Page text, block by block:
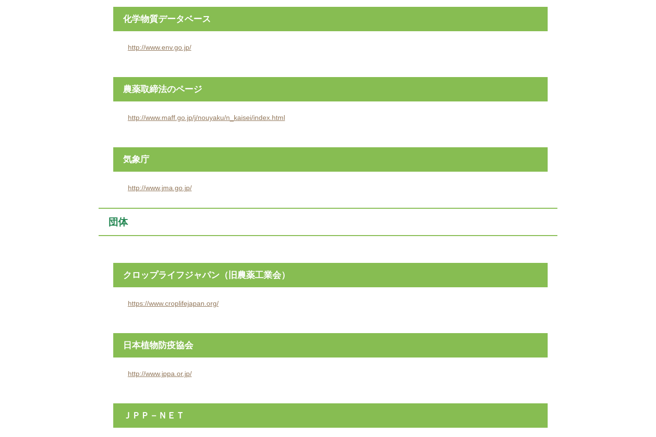
化学物質データベース
http://www.env.go.jp/
農薬取締法のページ
http://www.maff.go.jp/j/nouyaku/n_kaisei/index.html
気象庁
http://www.jma.go.jp/
団体
クロップライフジャパン（旧農薬工業会）
https://www.croplifejapan.org/
日本植物防疫協会
http://www.jppa.or.jp/
ＪＰＰ－ＮＥＴ